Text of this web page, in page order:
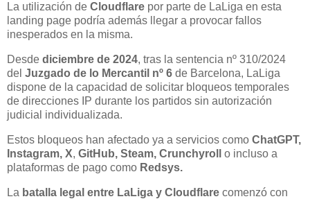
La utilización de Cloudflare por parte de LaLiga en esta
landing page podría además llegar a provocar fallos
inesperados en la misma.
Desde diciembre de 2024, tras la sentencia nº 310/2024
del Juzgado de lo Mercantil nº 6 de Barcelona, LaLiga
dispone de la capacidad de solicitar bloqueos temporales
de direcciones IP durante los partidos sin autorización
judicial individualizada.
Estos bloqueos han afectado ya a servicios como ChatGPT,
Instagram, X, GitHub, Steam, Crunchyroll
o incluso a
plataformas de pago como Redsys.
La batalla legal entre LaLiga y Cloudflare comenzó con